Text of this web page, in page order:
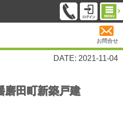
お問合せ
DATE: 2021-11-04
磨田町新築戸建